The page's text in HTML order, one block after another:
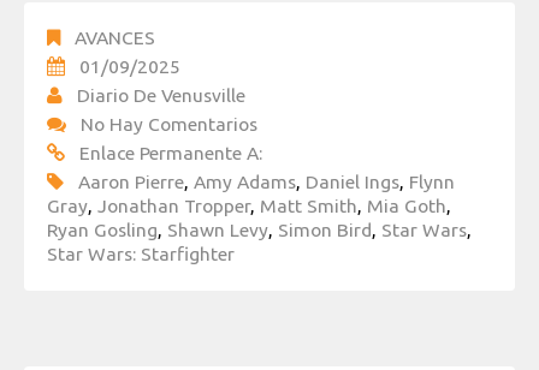
AVANCES
01/09/2025
Diario De Venusville
No Hay Comentarios
Enlace Permanente A:
Aaron Pierre, Amy Adams, Daniel Ings, Flynn
Gray, Jonathan Tropper, Matt Smith, Mia Goth,
Ryan Gosling, Shawn Levy, Simon Bird, Star Wars,
Star Wars: Starfighter